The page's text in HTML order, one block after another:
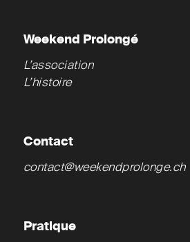
Weekend Prolongé
L’association
L’histoire
Contact
contact@weekendprolonge.ch
Pratique